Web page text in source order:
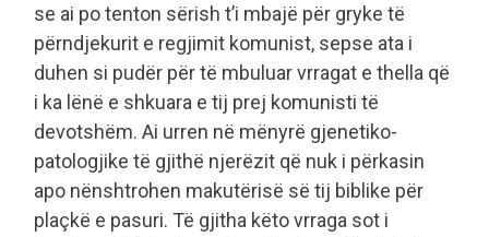
se ai po tenton sërish t’i mbajë për gryke të
përndjekurit e regjimit komunist, sepse ata i
duhen si pudër për të mbuluar vrragat e thella që
i ka lënë e shkuara e tij prej komunisti të
devotshëm. Ai urren në mënyrë gjenetiko-
patologjike të gjithë njerëzit që nuk i përkasin
apo nënshtrohen makutërisë së tij biblike për
plaçkë e pasuri. Të gjitha këto vrraga sot i